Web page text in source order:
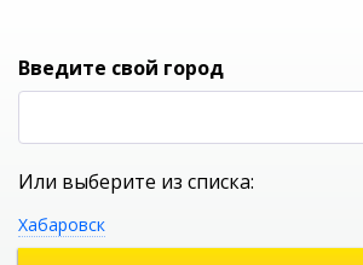
УНИВЕРСАЛЬНЫЙ ИНТЕРНЕТ МАГАЗИН
Введите свой город
Или выберите из списка:
Хабаровск